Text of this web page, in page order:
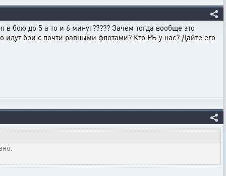
бою до 5 а то и 6 минут????? Зачем тогда вообще это
бои с почти равными флотами? Кто РБ у нас? Дайте его